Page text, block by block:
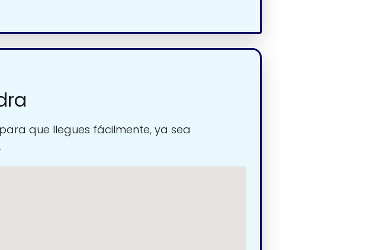
que llegues fácilmente, ya sea